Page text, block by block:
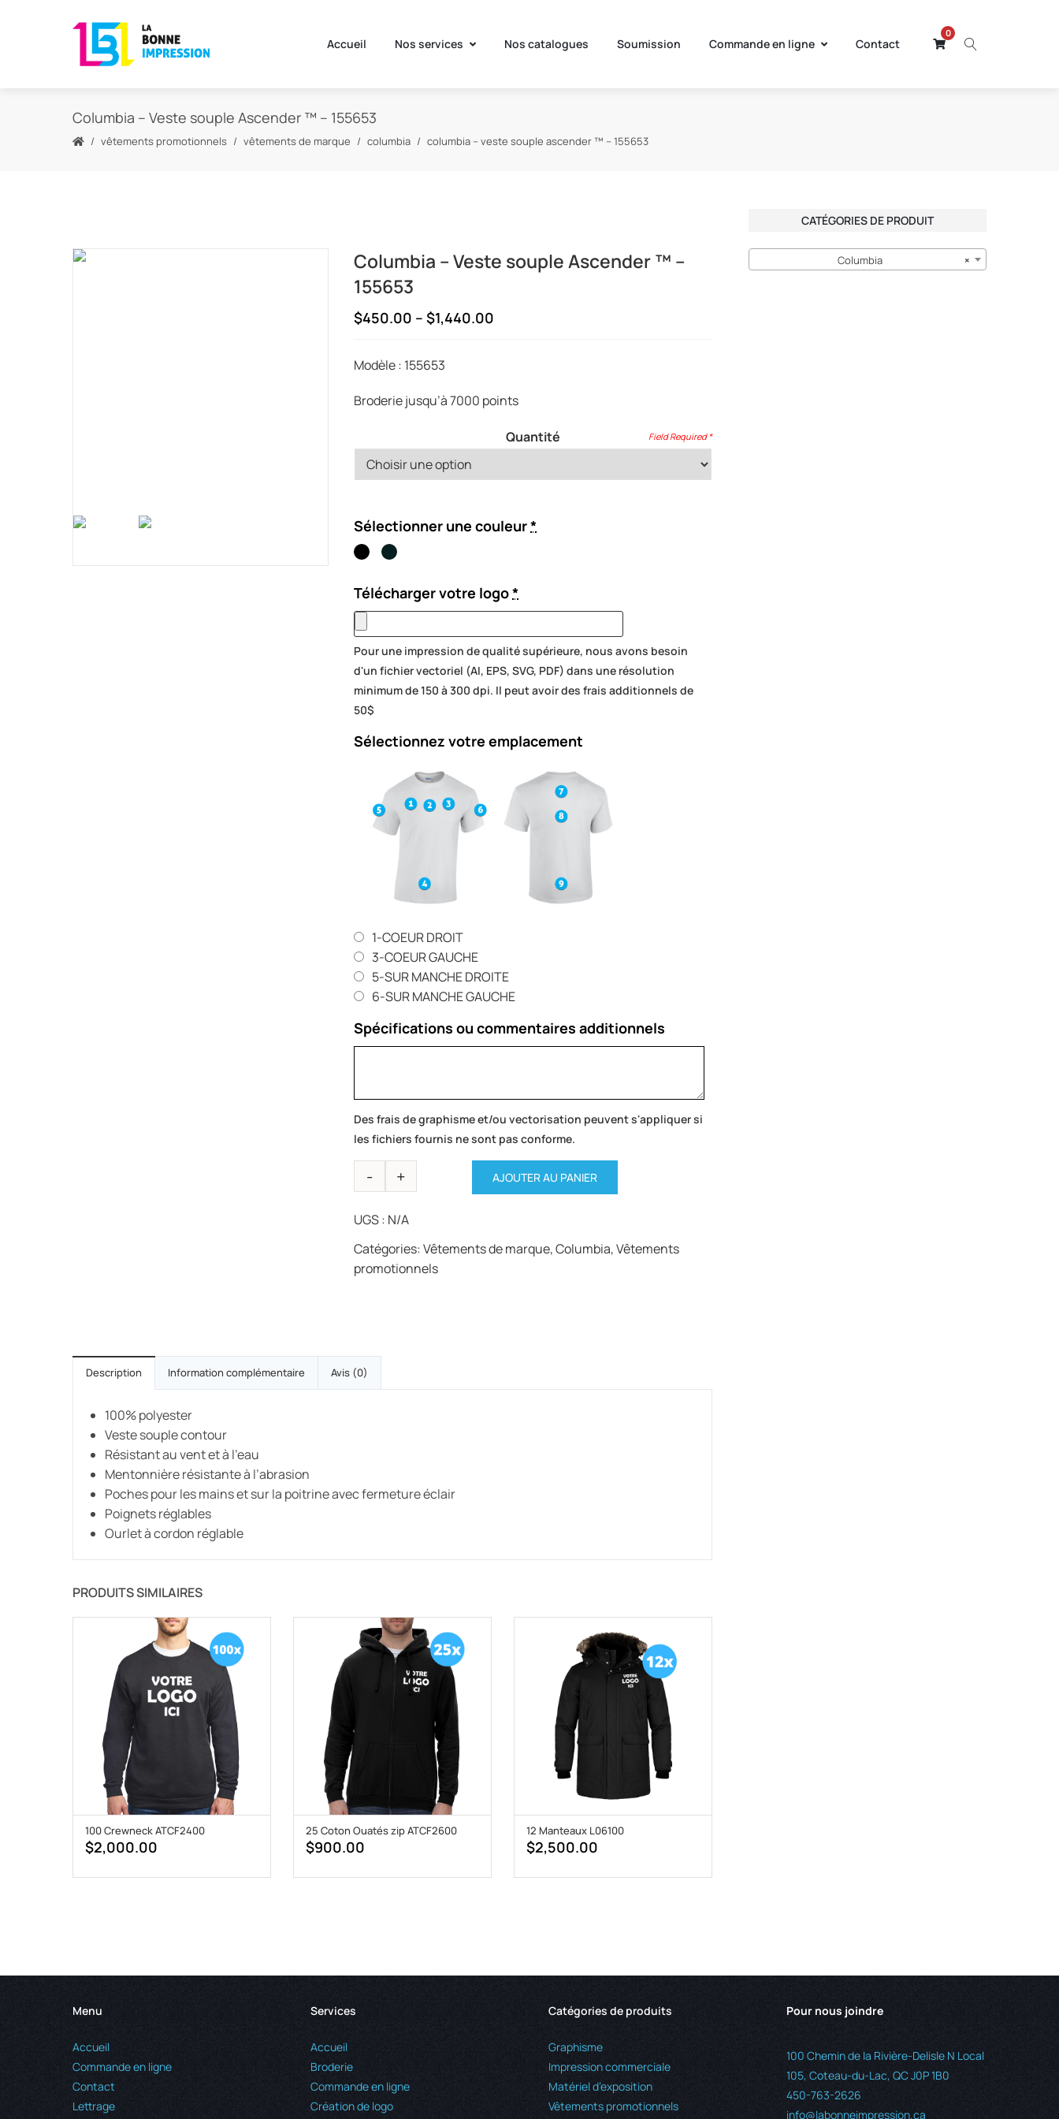
Accueil Nos services Nos catalogues Soumission Commande en ligne Contact
0
Columbia – Veste souple Ascender ™ – 155653
vêtements promotionnels vêtements de marque columbia columbia – veste souple ascender ™ – 155653
Columbia – Veste souple Ascender ™ –
155653
$450.00 – $1,440.00
$1,440.00
Modèle : 155653
Broderie jusqu’à 7000 points
Quantité
Sélectionner une couleur*
Télécharger votre logo*
Pour une impression de qualité supérieure, nous avons besoin
d'un fichier vectoriel (AI, EPS, SVG, PDF) dans une résolution
minimum de 150 à 300 dpi. Il peut avoir des frais additionnels de
50$
Sélectionnez votre emplacement
1-COEUR DROIT
3-COEUR GAUCHE
5-SUR MANCHE DROITE
6-SUR MANCHE GAUCHE
Spécifications ou commentaires additionnels
Des frais de graphisme et/ou vectorisation peuvent s'appliquer si
les fichiers fournis ne sont pas conforme.
AJOUTER AU PANIER
UGS : N/A
Catégories:Vêtements de marque,Columbia,Vêtements
promotionnels
Description Information complémentaire Avis (0)
100% polyester
Veste souple contour
Résistant au vent et à l’eau
Mentonnière résistante à l’abrasion
Poches pour les mains et sur la poitrine avec fermeture éclair
Poignets réglables
Ourlet à cordon réglable
PRODUITS SIMILAIRES
100 Crewneck ATCF2400
$2,000.00
25 Coton Ouatés zip ATCF2600
$900.00
12 Manteaux L06100
$2,500.00
CATÉGORIES DE PRODUIT
×
Columbia
Menu
Accueil
Commande en ligne
Contact
Lettrage
Services
Accueil
Broderie
Commande en ligne
Création de logo
Catégories de produits
Graphisme
Impression commerciale
Matériel d’exposition
Vêtements promotionnels
Pour nous joindre
100 Chemin de la Rivière-Delisle N Local
105, Coteau-du-Lac, QC J0P 1B0
450-763-2626
info@labonneimpression.ca